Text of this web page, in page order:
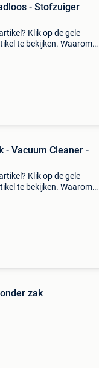
- Stofzuiger
Klik op de gele
te bekijken. Waarom
- Vacuum Cleaner -
Klik op de gele
te bekijken. Waarom
zak